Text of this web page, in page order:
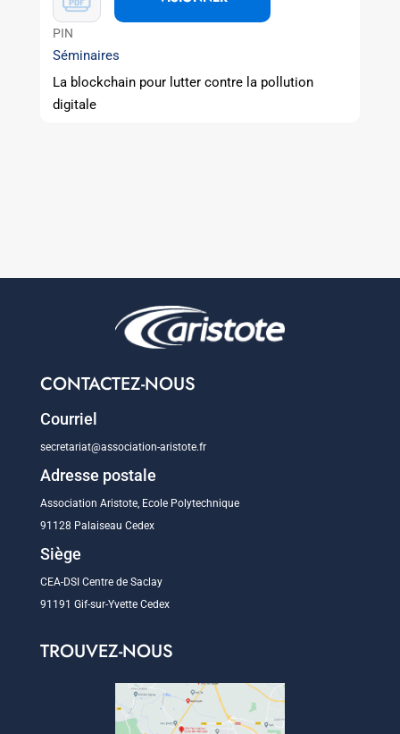
PIN
Séminaires
La blockchain pour lutter contre la pollution
digitale
CONTACTEZ-NOUS
Courriel
secretariat@association-aristote.fr
Adresse postale
Association Aristote, Ecole Polytechnique
91128 Palaiseau Cedex
Siège
CEA-DSI Centre de Saclay
91191 Gif-sur-Yvette Cedex
TROUVEZ-NOUS